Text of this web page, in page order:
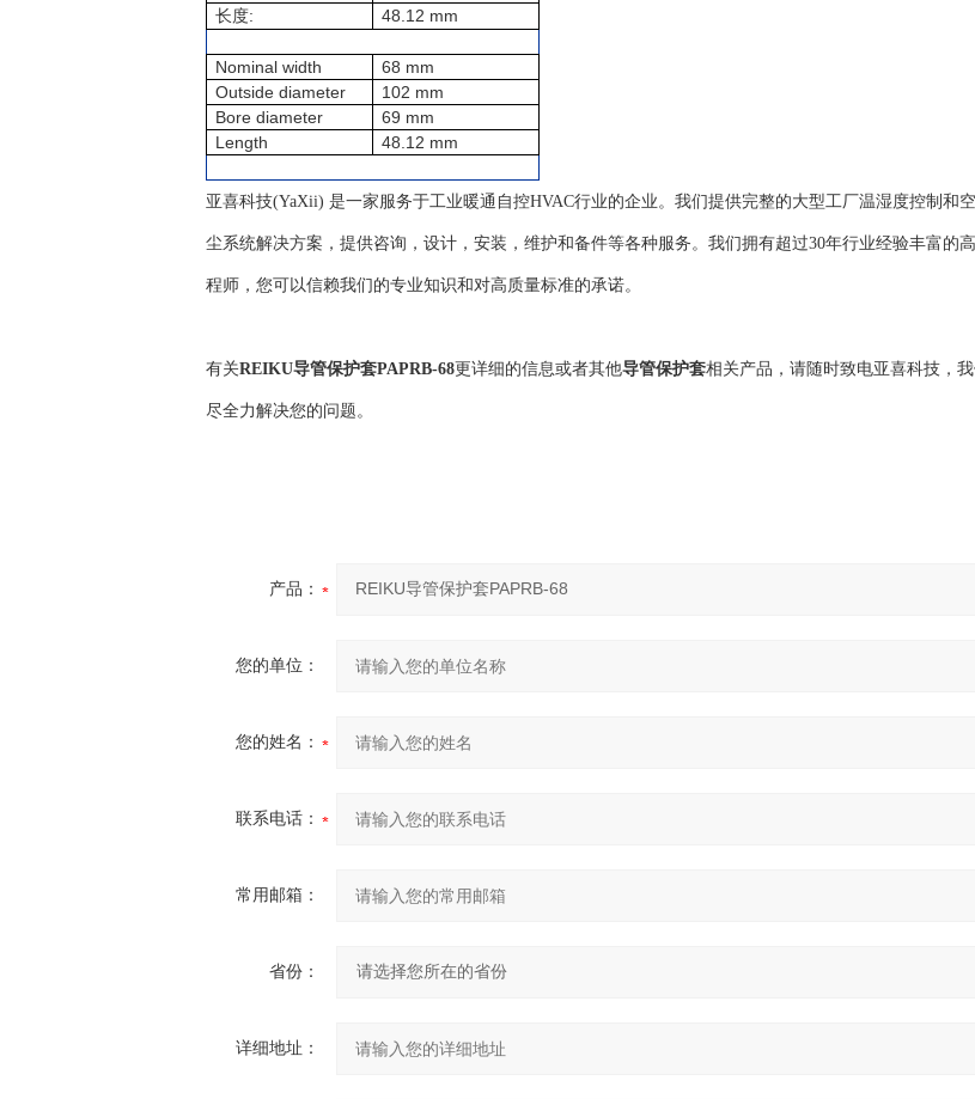
长度: 48.12 mm
Nominal width
68 mm
Outside diameter
102 mm
Bore diameter
69 mm
Length
48.12 mm
亚喜科技(YaXii) 是一家服务于工业暖通自控HVAC行业的企业。我们提供完整的大型工厂温湿度控制和
尘系统解决方案，提供咨询，设计，安装，维护和备件等各种服务。我们拥有超过30年行业经验丰富的
程师，您可以信赖我们的专业知识和对高质量标准的承诺。
有关REIKU导管保护套PAPRB-68更详细的信息或者其他导管保护套相关产品，请随时致电亚喜科技，
尽全力解决您的问题。
产品：
您的单位：
您的姓名：
联系电话：
常用邮箱：
省份：
详细地址：